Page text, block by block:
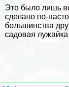
Это было лишь
сделано по-
большинства
садовая